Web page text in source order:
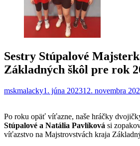
Sestry Stúpalové
Základných škôl pre rok
mskmalacky1. júna 202312. novembra
Po roku opäť víťazne, naše hráčky
Stúpalové a Natália Pavlíková si
víťazstvo na Majstrovstvách kraja